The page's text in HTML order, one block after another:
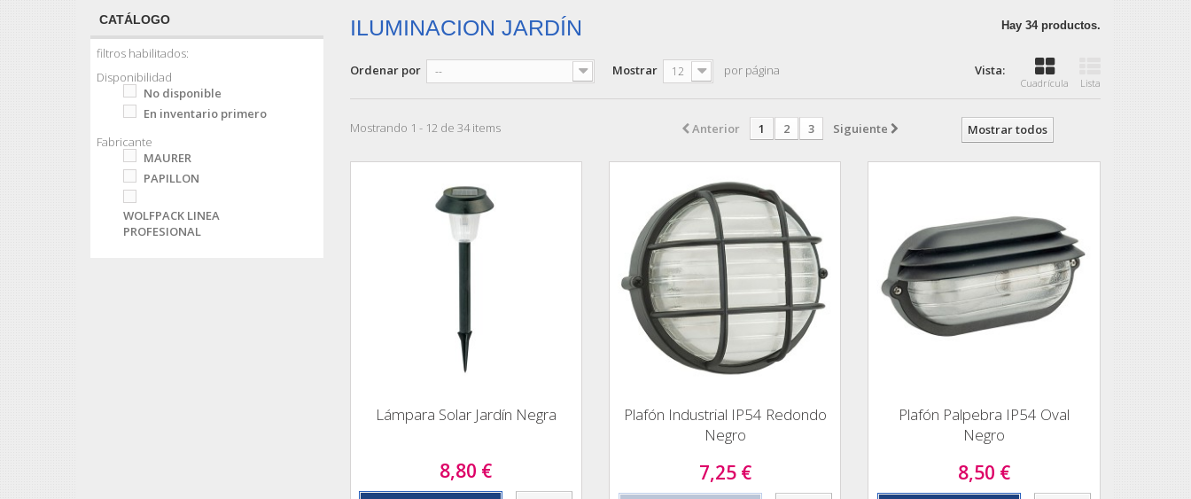
CATÁLOGO
filtros habilitados:
Disponibilidad
No disponible
En inventario primero
Fabricante
MAURER
PAPILLON
WOLFPACK LINEA
PROFESIONAL
ILUMINACION JARDÍN Hay 34 productos.
Vista:
Cuadrícula Lista
Ordenar por -- Mostrar 12 por página
Mostrar todos
Anterior 1 2 3 Siguiente
Mostrando 1 - 12 de 34 items
Lámpara Solar Jardín Negra
8,80 €
Plafón Industrial IP54 Redondo
Negro
7,25 €
Plafón Palpebra IP54 Oval
Negro
8,50 €